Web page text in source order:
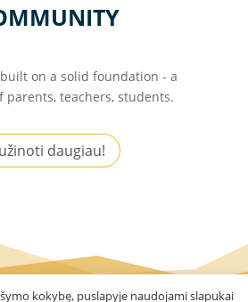
on a solid foundation - a
parents, teachers, students.
daugiau!
kokybę, puslapyje naudojami slapukai